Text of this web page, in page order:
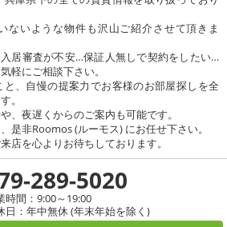
ないような物件も沢山ご紹介させて頂きま
居審査が不安…保証人無しで契約をしたい…
軽にご相談下さい。
、自慢の提案力でお客様のお部屋探しを全
。
、夜遅くからのご案内も可能です。
是非Roomos (ルーモス) にお任せ下さい。
店を心よりお待ちしております。
289-5020
時間：9:00～19:00
日：年中無休 (年末年始を除く)